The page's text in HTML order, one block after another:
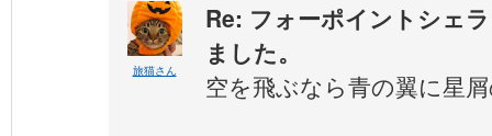
旅猫さん
Re: フォーポイントシェ
ました。
空を飛ぶなら青の翼に星